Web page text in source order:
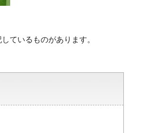
ているものがあります。